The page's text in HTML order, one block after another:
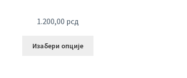
1.200,00 рсд
Изабери опције